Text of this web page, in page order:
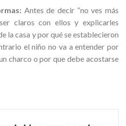
Antes de decir “no ves más
claros con ellos y explicarles
la casa y por qué se establecieron
el niño no va a entender por
charco o por que debe acostarse